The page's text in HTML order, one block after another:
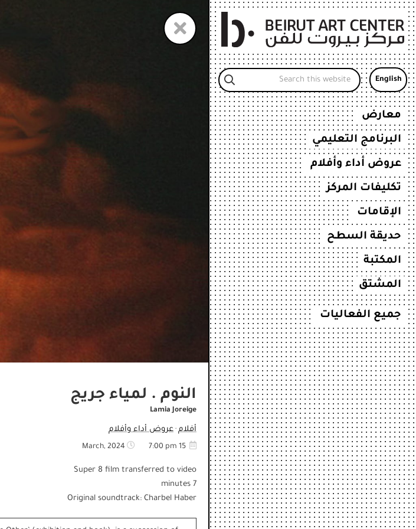
Skip
to
main
content
English
Search
this
websiteمعارض
البرنامج التعليمي
عروض أداء وأفلام
تكليفات المركز
الإقامات
حديقة السطح
المكتبة
المشتق
جميع الفعاليات
النوم . لمياء جريج
Lamia Joreige
أفلام · عروض أداء وأفلام
7:00 pm
Super 8 film transferred to video
7 minutes
Original soundtrack: Charbel Haber